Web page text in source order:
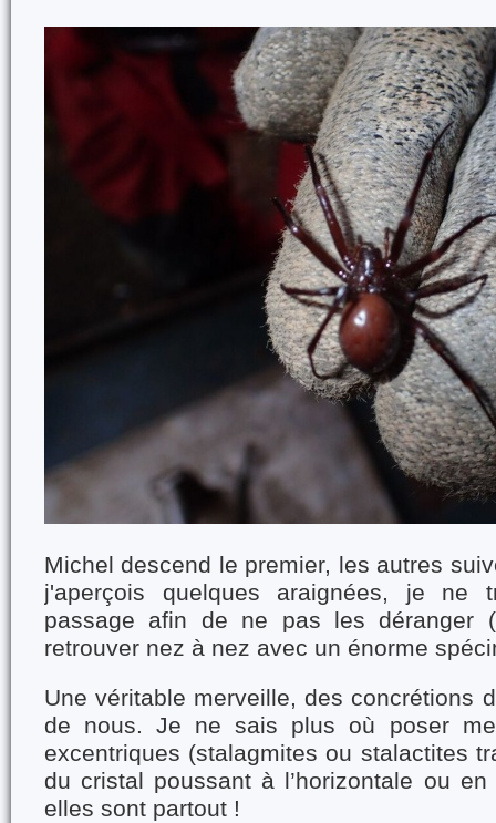
Michel descend le premier, les autres
j'aperçois quelques araignées, je ne
passage afin de ne pas les déranger
retrouver nez à nez avec un énorme
Une véritable merveille, des concrétions
de nous. Je ne sais plus où poser
excentriques (stalagmites ou stalactites
du cristal poussant à l’horizontale ou
elles sont partout !